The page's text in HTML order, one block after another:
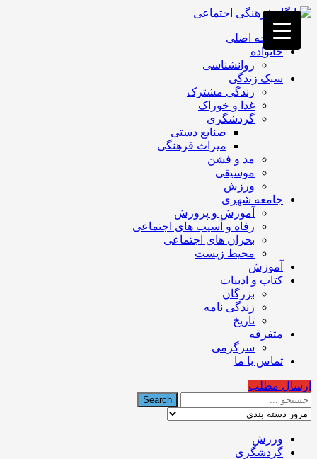
فصد
خون
غرب
تهران
خشکشویی
تصفیه
تهران
صفحه اصلی
خانواده
روانشناسی
سبک زندگی
زندگی مشترک
غذا و خوراک
گردشگری
صنایع دستی
میراث فرهنگی
مد و فشن
موسیقی
ورزش
جامعه شهری
آموزش و پرورش
رفاه و آسیب های اجتماعی
بحران های اجتماعی
محیط زیست
آموزش
کتاب و ادبیات
بزرگان
زندگی نامه
تاریخ
متفرقه
سرگرمی
تماس با ما
ارسال مطلب
ورزش
گردشگری